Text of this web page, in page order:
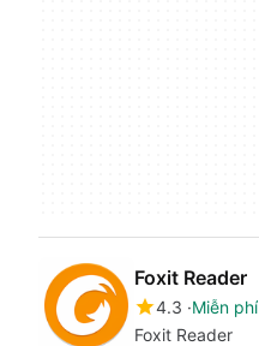
Foxit Reader
4.3 Miễn phí
Foxit Reader